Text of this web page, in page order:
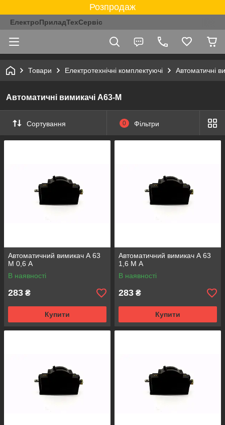
Розпродаж
ЕлектроПриладТехСервіс
Товари Електротехнічні комплектуючі Автоматичні
Автоматичні вимикачі А63-М
Сортування 0 Фільтри
Автоматичний вимикач А 63
М 0,6 А
В наявності
283 ₴
Купити
Автоматичний вимикач А 63
1,6 М А
В наявності
283 ₴
Купити